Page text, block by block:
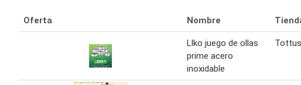
Oferta Nombre
Llko juego de ollas
prime acero
inoxidable
Tottus